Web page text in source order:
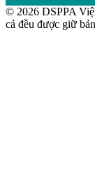
© 2026 DSPPA
cả đều được giữ